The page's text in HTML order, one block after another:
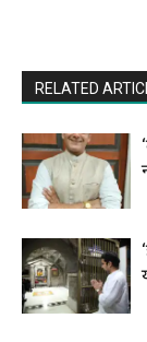
RELATED